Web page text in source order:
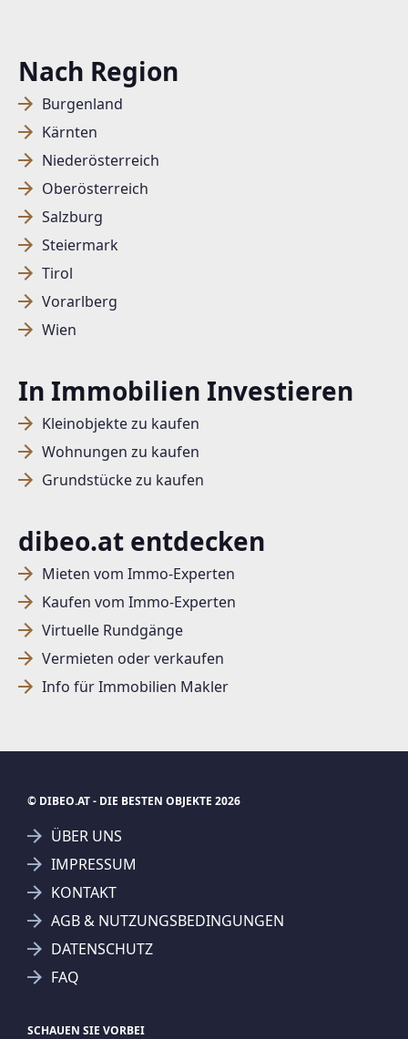
Nach Region
Burgenland
Kärnten
Niederösterreich
Oberösterreich
Salzburg
Steiermark
Tirol
Vorarlberg
Wien
In Immobilien Investieren
Kleinobjekte zu kaufen
Wohnungen zu kaufen
Grundstücke zu kaufen
dibeo.at entdecken
Mieten vom Immo-Experten
Kaufen vom Immo-Experten
Virtuelle Rundgänge
Vermieten oder verkaufen
Info für Immobilien Makler
© DIBEO.AT - DIE BESTEN OBJEKTE 2026
ÜBER UNS
IMPRESSUM
KONTAKT
AGB & NUTZUNGSBEDINGUNGEN
DATENSCHUTZ
FAQ
SCHAUEN SIE VORBEI